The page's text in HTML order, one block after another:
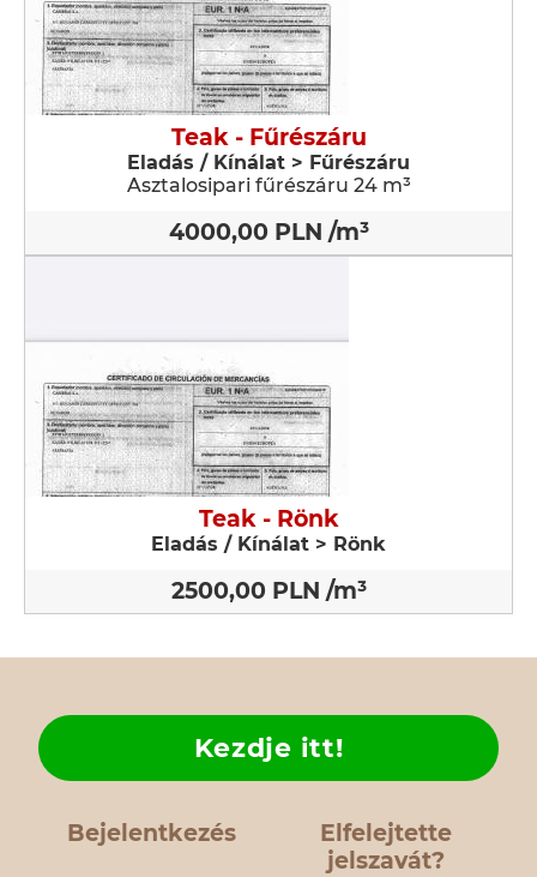
Teak - Fűrészáru
Eladás / Kínálat > Fűrészáru
Asztalosipari fűrészáru 24 m³
4000,00 PLN /m³
Teak - Rönk
Eladás / Kínálat > Rönk
2500,00 PLN /m³
Bejelentkezés
Elfelejtette
jelszavát?
Kezdje itt!